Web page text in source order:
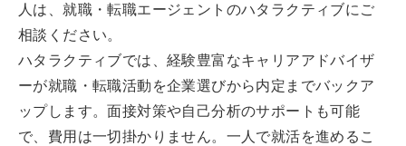
人は、就職・転職エージェントのハタラクティブにご
相談ください。
ハタラクティブでは、経験豊富なキャリアアドバイザ
ーが就職・転職活動を企業選びから内定までバックア
ップします。面接対策や自己分析のサポートも可能
で、費用は一切掛かりません。一人で就活を進めるこ